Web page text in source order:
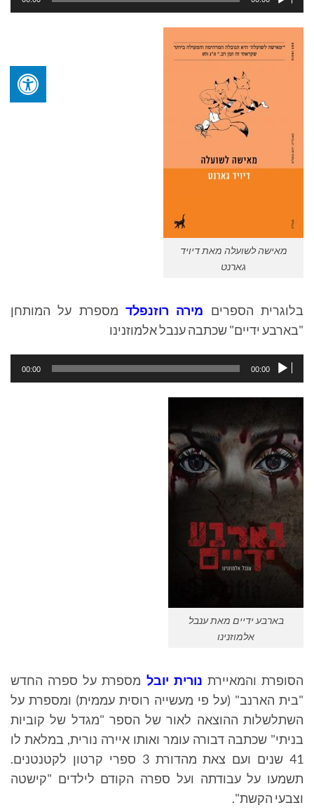
אודיו
מאישה לשועלה מאת דיויד
גארנט
בלוגרית הספרים מירה רוזנפלד מספרת על המותחן
"בארבע ידיים" שכתבה ענבל אלמוזנינו
נגן
אודיו
00:00
00:00
בארבע ידיים מאת ענבל
אלמוזנינו
הסופרת והמאיירת נורית יובל מספרת על ספרה החדש
"בית הארנב" (על פי מעשייה רוסית עממית) ומספרת על
השתלשלות ההוצאה לאור של הספר "מגדל של קוביות
בניתי" שכתבה דבורה עומר ואותו איירה נורית, במלאת לו
41 שנים ועם צאת
מהדורת 3 ספרי קרטון לקטנטנים.
תשמעו על עבודתה ועל ספרה הקודם לילדים "קישטה
וצבעי הקשת".